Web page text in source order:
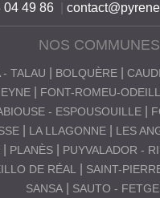
04 49 86
NOS COMMUNES
- TALAU BOLQUÈRE
EYNE
FONT-ROMEU-
- ESPOUSOUILLE
LA LLAGONNE LES
PLANÈS PUYVALADOR -
DE RÉAL
SAINT-
SANSA
SAUTO -